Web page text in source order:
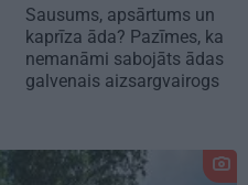
Sausums, apsārtums un
kaprīza āda? Pazīmes, ka
nemanāmi sabojāts ādas
galvenais aizsargvairogs